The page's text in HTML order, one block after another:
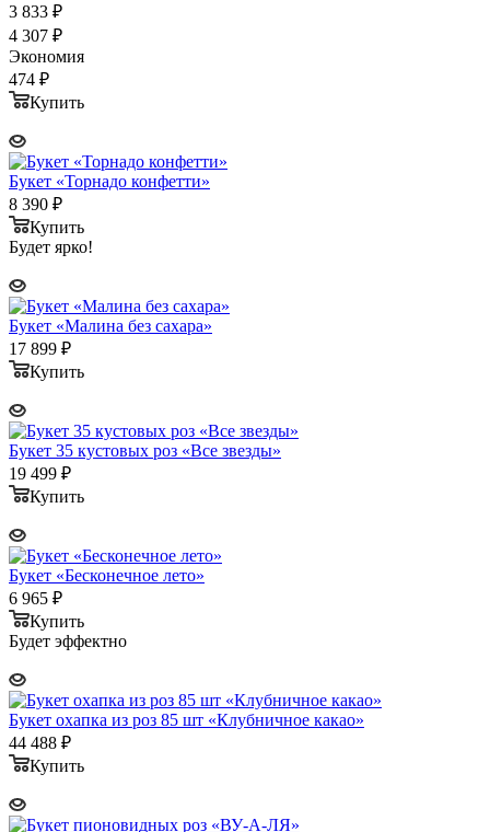
3 833 ₽
4 307 ₽
Экономия
474 ₽
Купить
Букет «Торнадо конфетти»
8 390 ₽
Купить
Будет ярко!
Букет «Малина без сахара»
17 899 ₽
Купить
Букет 35 кустовых роз «Все звезды»
19 499 ₽
Купить
Букет «Бесконечное лето»
6 965 ₽
Купить
Будет эффектно
Букет охапка из роз 85 шт «Клубничное какао»
44 488 ₽
Купить